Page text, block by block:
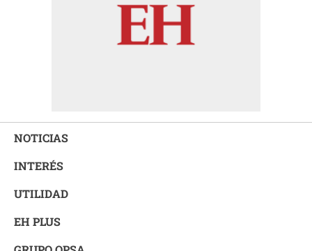
NOTICIAS
INTERÉS
UTILIDAD
EH PLUS